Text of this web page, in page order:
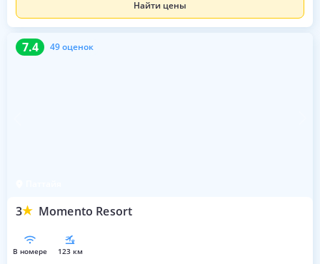
Найти цены
7.4 49 оценок
3 Momento Resort
7.4 49 оценок
в номере 123 км